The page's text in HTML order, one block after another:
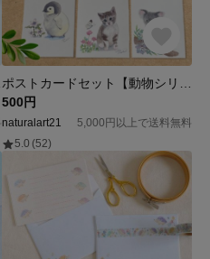
500円
naturalart21
5,000円以上で送料無料
5.0 (52)